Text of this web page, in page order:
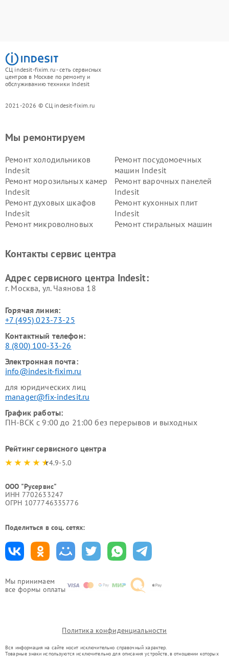
СЦ indesit-fixim.ru - сеть сервисных
центров в Москве по ремонту и
обслуживанию техники Indesit
2021-2026 © СЦ indesit-fixim.ru
Мы принимаем
все формы оплаты
Мы ремонтируем
Ремонт холодильников
Indesit
Ремонт посудомоечных
машин Indesit
Ремонт морозильных камер
Indesit
Ремонт варочных панелей
Indesit
Ремонт духовых шкафов
Indesit
Ремонт кухонных плит
Indesit
Ремонт микроволновых
Ремонт стиральных машин
Indesit
Indesit
Контакты сервис центра
Адрес сервисного центра Indesit:
г. Москва, ул. Чаянова 18
Горячая линия:
+7 (495) 023-73-25
Контактный телефон:
8 (800) 100-33-26
Электронная почта:
info@indesit-fixim.ru
для юридических лиц
manager@fix-indesit.ru
График работы:
ПН-ВСК с 9:00 до 21:00 без перерывов и выходных
Рейтинг сервисного центра
4.9-5.0
ООО "Русервис"
ИНН 7702633247
ОГРН 1077746335776
Поделиться в соц. сетях:
Политика конфиденциальности
Вся информация на сайте носит исключительно справочный характер.
Товарные знаки используются исключительно для описания устройств, в отношении которых